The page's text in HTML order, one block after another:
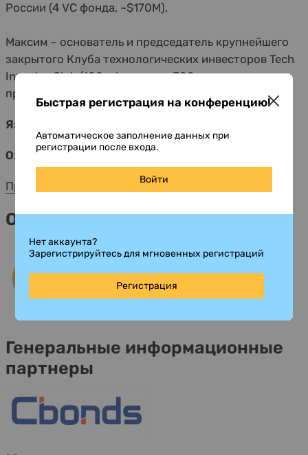
России (4 VC фонда, ~$170М).
Максим – основатель и председатель крупнейшего
закрытого Клуба технологических инвесторов Tech
Investor Club (100+ фондов и ~700 инвестиционных
профессионалов).
Языки:
Ожидаемое количество участников:
Предыдущая конференция
Организаторы
Генеральные информационные
партнеры
Быстрая регистрация на конференцию!
Автоматическое заполнение данных при
регистрации после входа.
Войти
Нет аккаунта?
Зарегистрируйтесь для мгновенных регистраций
Регистрация